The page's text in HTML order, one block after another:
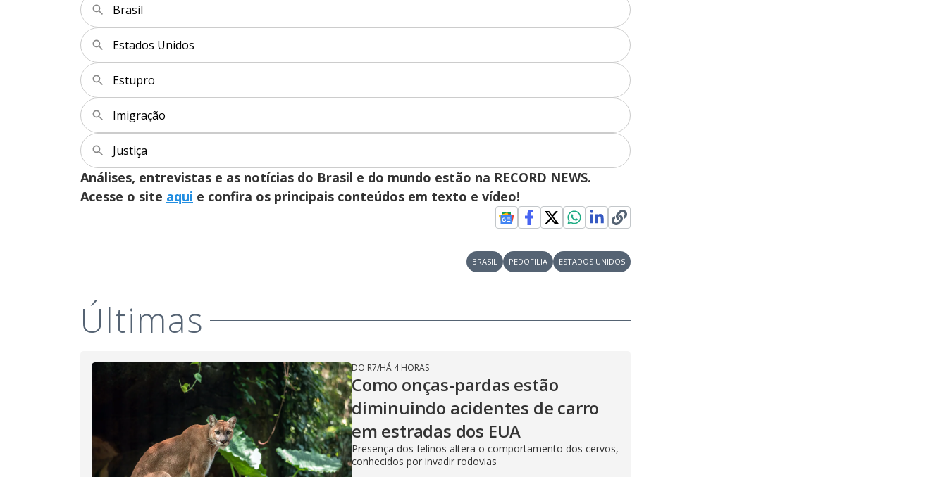
V
i
d
Brasil
Estados Unidos
Estupro
Imigração
Justiça
Análises, entrevistas e as notícias do Brasil e do mundo estão na RECORD NEWS.
Acesse o site aqui e confira os principais conteúdos em texto e vídeo!
BRASIL PEDOFILIA ESTADOS UNIDOS
Últimas
DO R7/HÁ 4 HORAS
Como onças-pardas estão
diminuindo acidentes de carro
em estradas dos EUA
Presença dos felinos altera o comportamento dos cervos,
conhecidos por invadir rodovias